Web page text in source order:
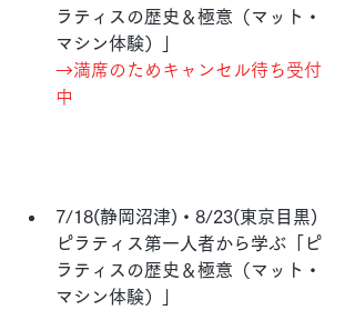
ラティスの歴史＆極意（マット・
マシン体験）」
→満席のためキャンセル待ち受付
中
7/18(静岡沼津)・8/23(東京目黒)
ピラティス第一人者から学ぶ「ピ
ラティスの歴史＆極意（マット・
マシン体験）」